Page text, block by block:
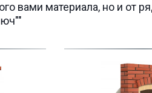
вами материала, но и от